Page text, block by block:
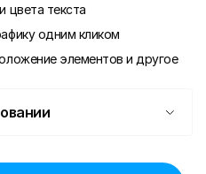
цвета текста
одним кликом
элементов и другое